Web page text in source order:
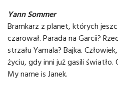
Yann Sommer
Bramkarz z planet, których
czarował. Parada na Garcii?
strzału Yamala? Bajka.
życiu, gdy inni już gasili światło.
My name is Janek.